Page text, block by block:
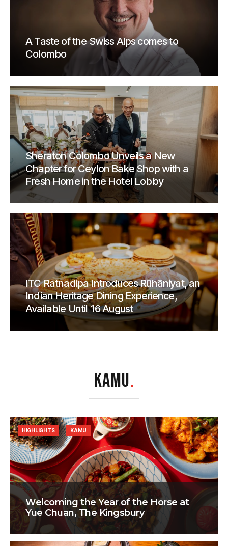
A Taste of the Swiss Alps comes to
Colombo
Sheraton Colombo Unveils a New
Chapter for Ceylon Bake Shop with a
Fresh Home in the Hotel Lobby
ITC Ratnadipa Introduces Rūhāniyat, an
Indian Heritage Dining Experience,
Available Until 16 August
KAMU.
Welcoming the Year of the Horse at
Yue Chuan, The Kingsbury
HIGHLIGHTS KAMU